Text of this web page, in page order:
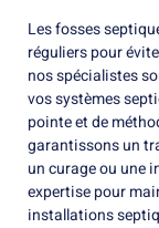
Les fosses
réguliers pour
nos spécialistes
vos systèmes
pointe et de
garantissons un
un curage ou une
expertise pour
installations